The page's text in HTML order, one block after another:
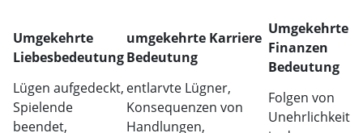
Umgekehrte
Liebesbedeutung
umgekehrte Karriere
Bedeutung
Umgekehrte
Finanzen
Bedeutung
Lügen aufgedeckt,
Spielende
beendet,
entlarvte Lügner,
Konsequenzen von
Handlungen,
Folgen von
Unehrlichkeit